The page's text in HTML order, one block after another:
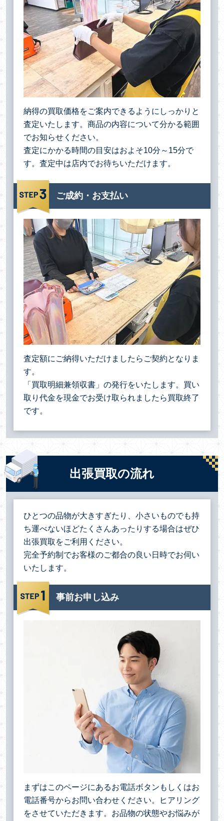
納得の買取価格をご案内できるようにしっかりと
査定いたします。商品の内容について分かる範囲
でお知らせください。
査定にかかる時間の目安はおよそ10分～15分で
す。査定中は店内でお待ちいただけます。
ご成約・お支払い
査定額にご納得いただけましたらご契約となりま
す。
「買取明細兼領収書」の発行をいたします。買い
取り代金を現金でお受け取られましたら買取終了
です。
出張買取の流れ
ひとつの品物が大きすぎたり、小さいものでも持
ち運べないほどたくさんあったりする場合はぜひ
出張買取をご利用ください。
完全予約制でお客様のご都合の良い日時でお伺い
いたします。
事前お申し込み
まずはこのページにあるお電話ボタンもしくはお
電話番号からお問い合わせください。ヒアリング
をさせていただきます。お品物の状態やお悩みが